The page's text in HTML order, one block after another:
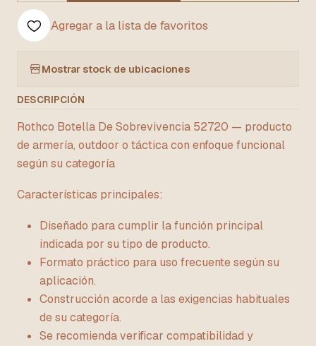
Agregar a la lista de favoritos
Mostrar stock de ubicaciones
DESCRIPCIÓN
Rothco Botella De Sobrevivencia 52720 — producto
de armería, outdoor o táctica con enfoque funcional
según su categoría
Características principales:
Diseñado para cumplir la función principal
indicada por su tipo de producto.
Formato práctico para uso frecuente según su
aplicación.
Construcción acorde a las exigencias habituales
de su categoría.
Se recomienda verificar compatibilidad y